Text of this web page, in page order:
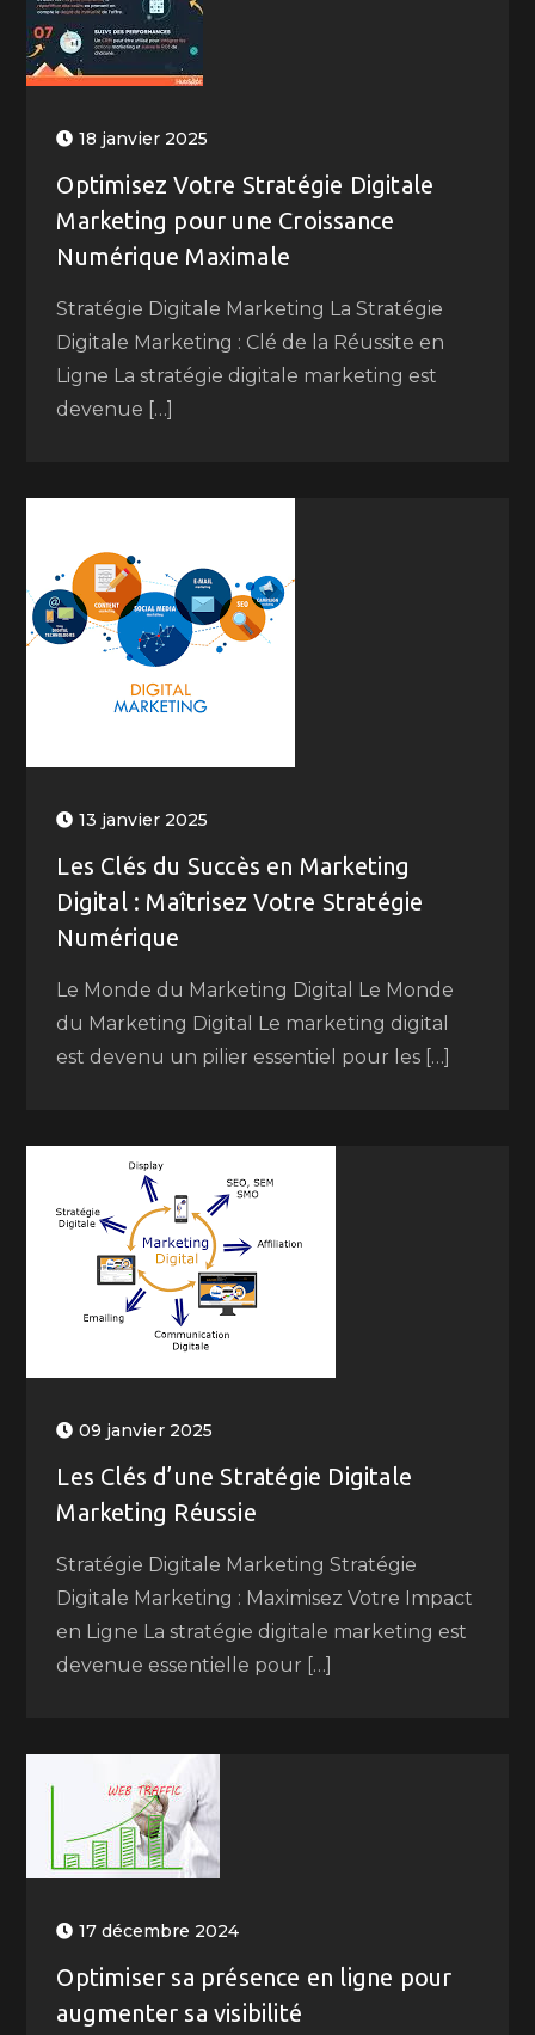
18 janvier 2025
Optimisez Votre Stratégie Digitale
Marketing pour une Croissance
Numérique Maximale
Stratégie Digitale Marketing La Stratégie
Digitale Marketing : Clé de la Réussite en
Ligne La stratégie digitale marketing est
devenue […]
13 janvier 2025
Les Clés du Succès en Marketing
Digital : Maîtrisez Votre Stratégie
Numérique
Le Monde du Marketing Digital Le Monde
du Marketing Digital Le marketing digital
est devenu un pilier essentiel pour les […]
09 janvier 2025
Les Clés d’une Stratégie Digitale
Marketing Réussie
Stratégie Digitale Marketing Stratégie
Digitale Marketing : Maximisez Votre Impact
en Ligne La stratégie digitale marketing est
devenue essentielle pour […]
17 décembre 2024
Optimiser sa présence en ligne pour
augmenter sa visibilité